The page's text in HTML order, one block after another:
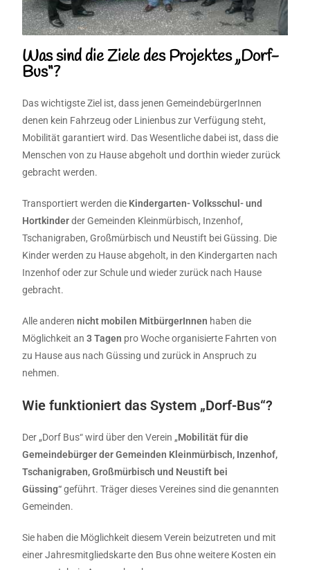
Was sind die Ziele des Projektes „Dorf-
Bus“?
Das wichtigste Ziel ist, dass jenen GemeindebürgerInnen
denen kein Fahrzeug oder Linienbus zur Verfügung steht,
Mobilität garantiert wird. Das Wesentliche dabei ist, dass die
Menschen von zu Hause abgeholt und dorthin wieder zurück
gebracht werden.
Transportiert werden die Kindergarten- Volksschul- und
Hortkinderder Gemeinden Kleinmürbisch, Inzenhof,
Tschanigraben, Großmürbisch und Neustift bei Güssing. Die
Kinder werden zu Hause abgeholt, in den Kindergarten nach
Inzenhof oder zur Schule und wieder zurück nach Hause
gebracht.
Alle anderennicht mobilen MitbürgerInnen haben die
Möglichkeit an3 Tagen pro Woche organisierte Fahrten von
zu Hause aus nach Güssing und zurück in Anspruch zu
nehmen.
Wie funktioniert das System „Dorf-Bus“?
Der „Dorf Bus“ wird über den Verein „Mobilität für die
Gemeindebürger der Gemeinden Kleinmürbisch, Inzenhof,
Tschanigraben, Großmürbisch und Neustift bei
Güssing“geführt. Träger dieses Vereines sind die genannten
Gemeinden.
Sie haben die Möglichkeit diesem Verein beizutreten und mit
einer Jahresmitgliedskarte den Bus ohne weitere Kosten ein